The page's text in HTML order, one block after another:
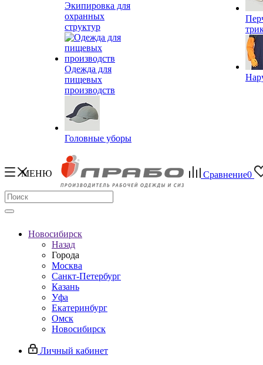
Экипировка для
охранных
структур
Одежда для
пищевых
производств
Головные уборы
МЕНЮ Сравнение0
Новосибирск
Назад
Города
Москва
Санкт-Петербург
Казань
Уфа
Екатеринбург
Омск
Новосибирск
Личный кабинет